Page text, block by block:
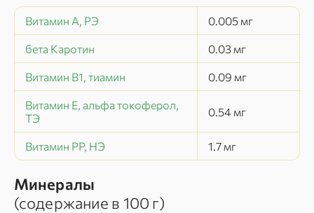
Витамин А, РЭ 0.005 мг
бета Каротин 0.03 мг
Витамин В1, тиамин 0.09 мг
Витамин Е, альфа токоферол,
ТЭ
0.54 мг
Витамин РР, НЭ 1.7 мг
Минералы
(содержание в 100 г)